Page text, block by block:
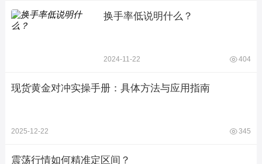
换手率低说明什么？
2024-11-22 404
现货黄金对冲实操手册：具体方法与应用指南
2025-12-22 345
震荡行情如何精准定区间？